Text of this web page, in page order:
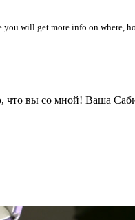
will get more info on where,
что вы со мной! Ваша